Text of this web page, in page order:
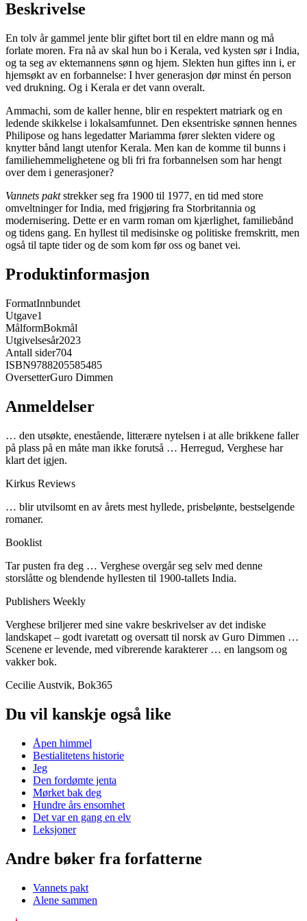
Beskrivelse
En tolv år gammel jente blir giftet bort til en eldre mann og må
forlate moren. Fra nå av skal hun bo i Kerala, ved kysten sør i India,
og ta seg av ektemannens sønn og hjem. Slekten hun giftes inn i, er
hjemsøkt av en forbannelse: I hver generasjon dør minst én person
ved drukning. Og i Kerala er det vann overalt.
Ammachi, som de kaller henne, blir en respektert matriark og en
ledende skikkelse i lokalsamfunnet. Den eksentriske sønnen hennes
Philipose og hans legedatter Mariamma fører slekten videre og
knytter bånd langt utenfor Kerala. Men kan de komme til bunns i
familiehemmelighetene og bli fri fra forbannelsen som har hengt
over dem i generasjoner?
Vannets paktstrekker seg fra 1900 til 1977, en tid med store
omveltninger for India, med frigjøring fra Storbritannia og
modernisering. Dette er en varm roman om kjærlighet, familiebånd
og tidens gang. En hyllest til medisinske og politiske fremskritt, men
også til tapte tider og de som kom før oss og banet vei.
Produktinformasjon
FormatInnbundet
Utgave1
MålformBokmål
Utgivelsesår2023
Antall sider704
ISBN9788205585485
OversetterGuro Dimmen
Anmeldelser
… den utsøkte, enestående, litterære nytelsen i at alle brikkene faller
på plass på en måte man ikke forutså … Herregud, Verghese har
klart det igjen.
Kirkus Reviews
… blir utvilsomt en av årets mest hyllede, prisbelønte, bestselgende
romaner.
Booklist
Tar pusten fra deg … Verghese overgår seg selv med denne
storslåtte og blendende hyllesten til 1900-tallets India.
Publishers Weekly
Verghese briljerer med sine vakre beskrivelser av det indiske
landskapet – godt ivaretatt og oversatt til norsk av Guro Dimmen …
Scenene er levende, med vibrerende karakterer … en langsom og
vakker bok.
Cecilie Austvik, Bok365
Du vil kanskje også like
Åpen himmel
Bestialitetens historie
Jeg
Den fordømte jenta
Mørket bak deg
Hundre års ensomhet
Det var en gang en elv
Leksjoner
Andre bøker fra forfatterne
Vannets pakt
Alene sammen